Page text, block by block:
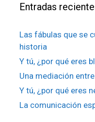
Entradas
Las fábulas que se
historia
Y tú, ¿por qué eres
Una mediación
Y tú, ¿por qué eres
La comunicación